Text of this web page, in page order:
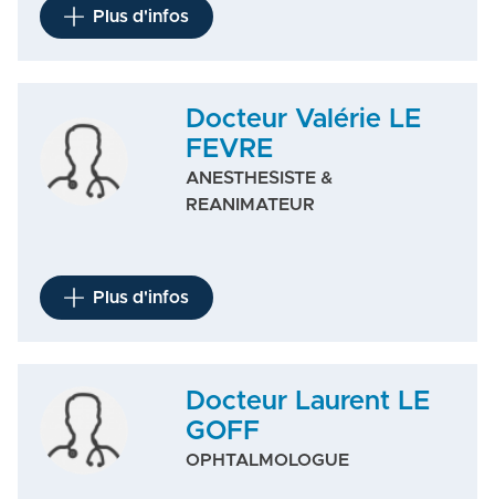
Plus d'infos
Docteur Valérie LE
FEVRE
ANESTHESISTE &
REANIMATEUR
Plus d'infos
Docteur Laurent LE
GOFF
OPHTALMOLOGUE